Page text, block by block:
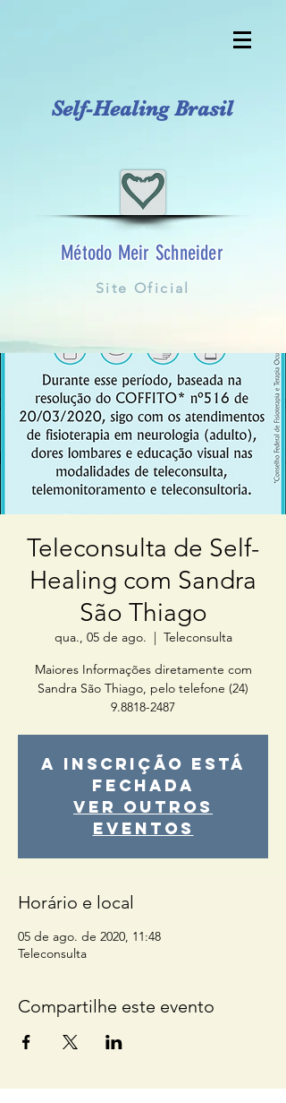
Self-Healing Brasil
Método Meir Schneider
Site Oficial
Teleconsulta de Self-
Healing com Sandra
São Thiago
qua., 05 de ago.
  |
Teleconsulta
Maiores Informações diretamente com
Sandra São Thiago, pelo telefone (24)
9.8818-2487
A inscrição está
fechada
Ver outros
eventos
Horário e local
05 de ago. de 2020, 11:48
Teleconsulta
Compartilhe este evento